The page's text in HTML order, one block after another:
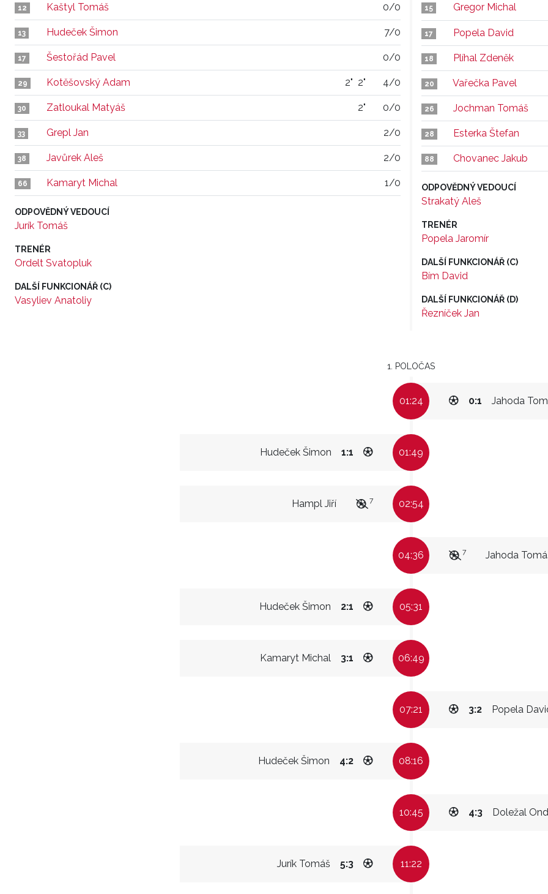
12 Kaštyl Tomáš 0/0
13 Hudeček Šimon 7/0
17 Šestořád Pavel 0/0
29 Kotěšovský Adam 2" 2" 4/0
30 Zatloukal Matyáš 2" 0/0
33 Grepl Jan 2/0
38 Javůrek Aleš 2/0
66 Kamaryt Michal 1/0
ODPOVĚDNÝ VEDOUCÍ
Jurík Tomáš
TRENÉR
Ordelt Svatopluk
DALŠÍ FUNKCIONÁŘ (C)
Vasyliev Anatoliy
15 Gregor Michal
17 Popela David
18 Plíhal Zdeněk
20 Vařečka Pavel
26 Jochman Tomáš
28 Esterka Štefan
88 Chovanec Jakub
ODPOVĚDNÝ VEDOUCÍ
Strakatý Aleš
TRENÉR
Popela Jaromír
DALŠÍ FUNKCIONÁŘ (C)
Bím David
DALŠÍ FUNKCIONÁŘ (D)
Řezníček Jan
1. POLOČAS
01:24 Jahoda
0:1
Hudeček Šimon 1:1 01:49
Hampl Jiří 7 02:54
04:36 Jahoda
7
Hudeček Šimon 2:1 05:31
Kamaryt Michal 3:1 06:49
07:21 Popela
3:2
Hudeček Šimon 4:2 08:16
10:45 Doležal
4:3
Jurík Tomáš 5:3 11:22